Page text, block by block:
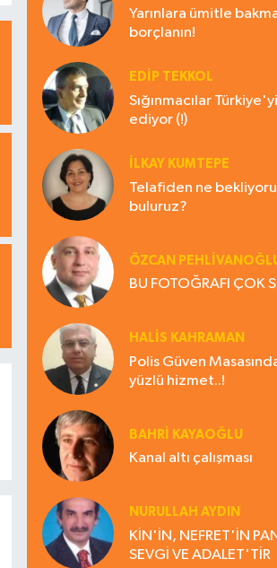
Yarınlara ümitle
borçlanın!
EDIP TEKKOL
Sığınmacılar
ediyor (!)
İLKAY KUMTEPE
Telafiden ne
buluruz?
ÖZCAN
BU FOTOĞRAFI ÇOK
HALIS KAHRAMAN
Polis Güven
yüzlü hizmet..!
BAHRI KAYAOĞLU
Kanal altı çalışması
NURULLAH AYDIN
KİN'İN, NEFRET'İN
SEVGİ VE ADALET'TİR